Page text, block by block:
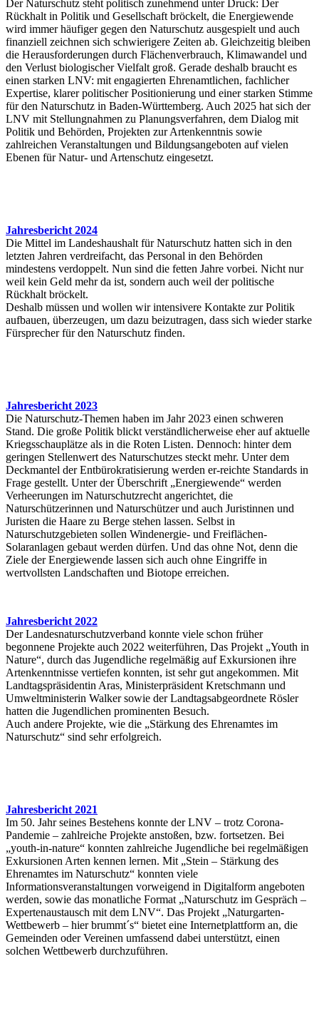
Der Naturschutz steht politisch zunehmend unter Druck: Der
Rückhalt in Politik und Gesellschaft bröckelt, die Energiewende
wird immer häufiger gegen den Naturschutz ausgespielt und auch
finanziell zeichnen sich schwierigere Zeiten ab. Gleichzeitig bleiben
die Herausforderungen durch Flächenverbrauch, Klimawandel und
den Verlust biologischer Vielfalt groß. Gerade deshalb braucht es
einen starken LNV: mit engagierten Ehrenamtlichen, fachlicher
Expertise, klarer politischer Positionierung und einer starken Stimme
für den Naturschutz in Baden-Württemberg. Auch 2025 hat sich der
LNV mit Stellungnahmen zu Planungsverfahren, dem Dialog mit
Politik und Behörden, Projekten zur Artenkenntnis sowie
zahlreichen Veranstaltungen und Bildungsangeboten auf vielen
Ebenen für Natur- und Artenschutz eingesetzt.
Jahresbericht 2024
Die Mittel im Landeshaushalt für Naturschutz hatten sich in den
letzten Jahren verdreifacht, das Personal in den Behörden
mindestens verdoppelt. Nun sind die fetten Jahre vorbei. Nicht nur
weil kein Geld mehr da ist, sondern auch weil der politische
Rückhalt bröckelt.
Deshalb müssen und wollen wir intensivere Kontakte zur Politik
aufbauen, überzeugen, um dazu beizutragen, dass sich wieder starke
Fürsprecher für den Naturschutz finden.
Jahresbericht 2023
Die Naturschutz-Themen haben im Jahr 2023 einen schweren
Stand. Die große Politik blickt verständlicherweise eher auf aktuelle
Kriegsschauplätze als in die Roten Listen. Dennoch: hinter dem
geringen Stellenwert des Naturschutzes steckt mehr. Unter dem
Deckmantel der Entbürokratisierung werden er-reichte Standards in
Frage gestellt. Unter der Überschrift „Energiewende“ werden
Verheerungen im Naturschutzrecht angerichtet, die
Naturschützerinnen und Naturschützer und auch Juristinnen und
Juristen die Haare zu Berge stehen lassen. Selbst in
Naturschutzgebieten sollen Windenergie- und Freiflächen-
Solaranlagen gebaut werden dürfen. Und das ohne Not, denn die
Ziele der Energiewende lassen sich auch ohne Eingriffe in
wertvollsten Landschaften und Biotope erreichen.
Jahresbericht 2022
Der Landesnaturschutzverband konnte viele schon früher
begonnene Projekte auch 2022 weiterführen, Das Projekt „Youth in
Nature“, durch das Jugendliche regelmäßig auf Exkursionen ihre
Artenkenntnisse vertiefen konnten, ist sehr gut angekommen. Mit
Landtagspräsidentin Aras, Ministerpräsident Kretschmann und
Umweltministerin Walker sowie der Landtagsabgeordnete Rösler
hatten die Jugendlichen prominenten Besuch.
Auch andere Projekte, wie die „Stärkung des Ehrenamtes im
Naturschutz“ sind sehr erfolgreich.
Jahresbericht 2021
Im 50. Jahr seines Bestehens konnte der LNV – trotz Corona-
Pandemie – zahlreiche Projekte anstoßen, bzw. fortsetzen. Bei
„youth-in-nature“ konnten zahlreiche Jugendliche bei regelmäßigen
Exkursionen Arten kennen lernen. Mit „Stein – Stärkung des
Ehrenamtes im Naturschutz“ konnten viele
Informationsveranstaltungen vorweigend in Digitalform angeboten
werden, sowie das monatliche Format „Naturschutz im Gespräch –
Expertenaustausch mit dem LNV“. Das Projekt „Naturgarten-
Wettbewerb – hier brummt´s“ bietet eine Internetplattform an, die
Gemeinden oder Vereinen umfassend dabei unterstützt, einen
solchen Wettbewerb durchzuführen.